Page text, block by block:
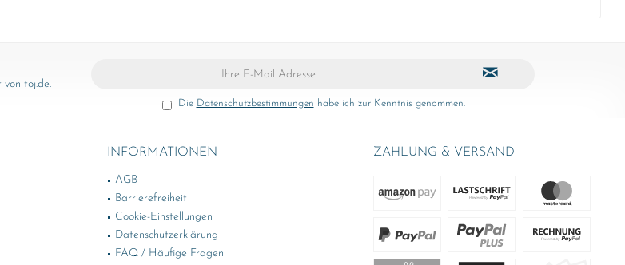
toj.de.
Die Datenschutzbestimmungen habe ich zur Kenntnis genommen.
INFORMATIONEN
AGB
Barrierefreiheit
Cookie-Einstellungen
Datenschutzerklärung
FAQ / Häufige Fragen
ZAHLUNG & VERSAND